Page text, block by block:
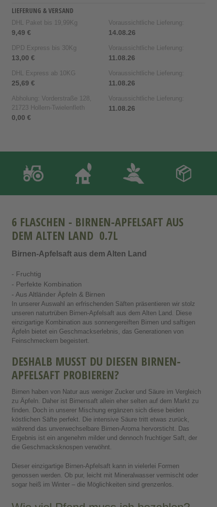
LIEFERUNG & VERSAND
DHL Paket bis 19,99Kg
9,49 €
Voraussichtliche Lieferung:
14.08.26
DPD Express bis 30Kg
13,00 €
Voraussichtliche Lieferung:
11.08.26
DHL Express ab 10KG
25,69 €
Voraussichtliche Lieferung:
11.08.26
Abholung: Vorderstraße 128,
21723 Hollern-Twielenfleth
0,00 €
Voraussichtliche Lieferung:
11.08.26
6 FLASCHEN - BIRNEN-APFELSAFT AUS
DEM ALTEN LAND 0.7L
Birnen-Apfelsaft aus dem Alten Land
- Fruchtig
- Perfekte Kombination
- Aus Altländer Äpfeln & Birnen
In unserer Auswahl an erfrischenden Säften präsentieren wir stolz
unseren naturtrüben Birnen-Apfelsaft aus dem Alten Land. Diese
einzigartige Kombination aus sonnengereiften Birnen und saftigen
Äpfeln bietet ein Geschmackserlebnis, das Generationen von
Feinschmeckern begeistert.
DESHALB MUSST DU DIESEN BIRNEN-
APFELSAFT PROBIEREN?
Birnen haben von Natur aus weniger Zucker und Säure im Vergleich
zu Äpfeln. Daher ist Birnensaft allein eher selten auf dem Markt zu
finden. Doch in unserer Mischung ergänzen sich diese beiden
köstlichen Säfte perfekt. Die intensive Säure tritt etwas zurück,
während das unverwechselbare Birnen-Aroma hervorsticht. Das
Ergebnis ist ein angenehm milder und dennoch fruchtiger Saft, der
die Geschmacksknospen verwöhnt.
Dieser einzigartige Birnen-Apfelsaft kann in vielerlei Formen
genossen werden. Ob pur, leicht mit Mineralwasser vermischt oder
sogar heiß im Winter – die Möglichkeiten sind grenzenlos.